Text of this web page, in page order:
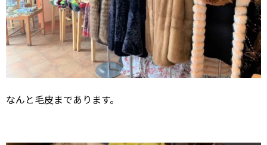
なんと毛皮まであります。